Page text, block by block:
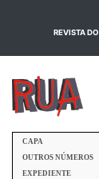
REVISTA
CAPA
OUTROS NÚMEROS
EXPEDIENTE